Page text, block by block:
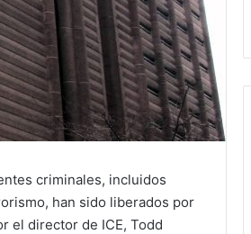
criminales, incluidos
han sido liberados por
el director de ICE, Todd